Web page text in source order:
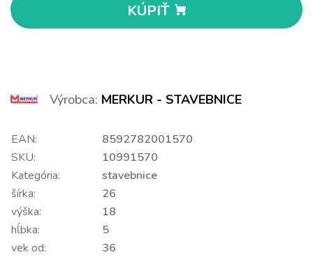
KÚPIŤ
Výrobca: MERKUR - STAVEBNICE
EAN:
8592782001570
SKU:
10991570
Kategória:
stavebnice
šírka:
26
výška:
18
hĺbka:
5
vek od:
36